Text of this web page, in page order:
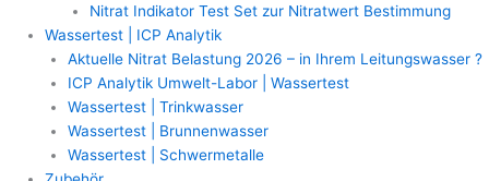
Nitrat Indikator Test Set zur Nitratwert Bestimmung
Wassertest | ICP Analytik
Aktuelle Nitrat Belastung 2026 – in Ihrem Leitungswasser ?
ICP Analytik Umwelt-Labor | Wassertest
Wassertest | Trinkwasser
Wassertest | Brunnenwasser
Wassertest | Schwermetalle